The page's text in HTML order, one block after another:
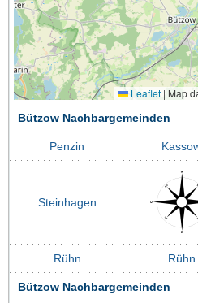
Leaflet | Map
Bützow Nachbargemeinden
Penzin
Steinhagen
Rühn Rühn
Bützow Nachbargemeinden